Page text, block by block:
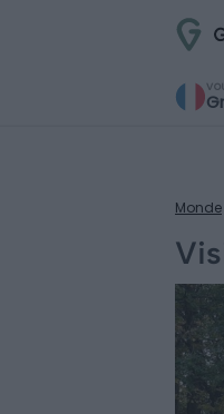
Monde